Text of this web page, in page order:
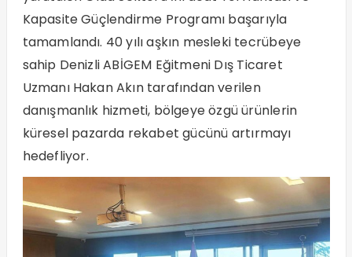
Kapasite Güçlendirme Programı başarıyla
tamamlandı. 40 yılı aşkın mesleki tecrübeye
sahip Denizli ABİGEM Eğitmeni Dış Ticaret
Uzmanı Hakan Akın tarafından verilen
danışmanlık hizmeti, bölgeye özgü ürünlerin
küresel pazarda rekabet gücünü artırmayı
hedefliyor.